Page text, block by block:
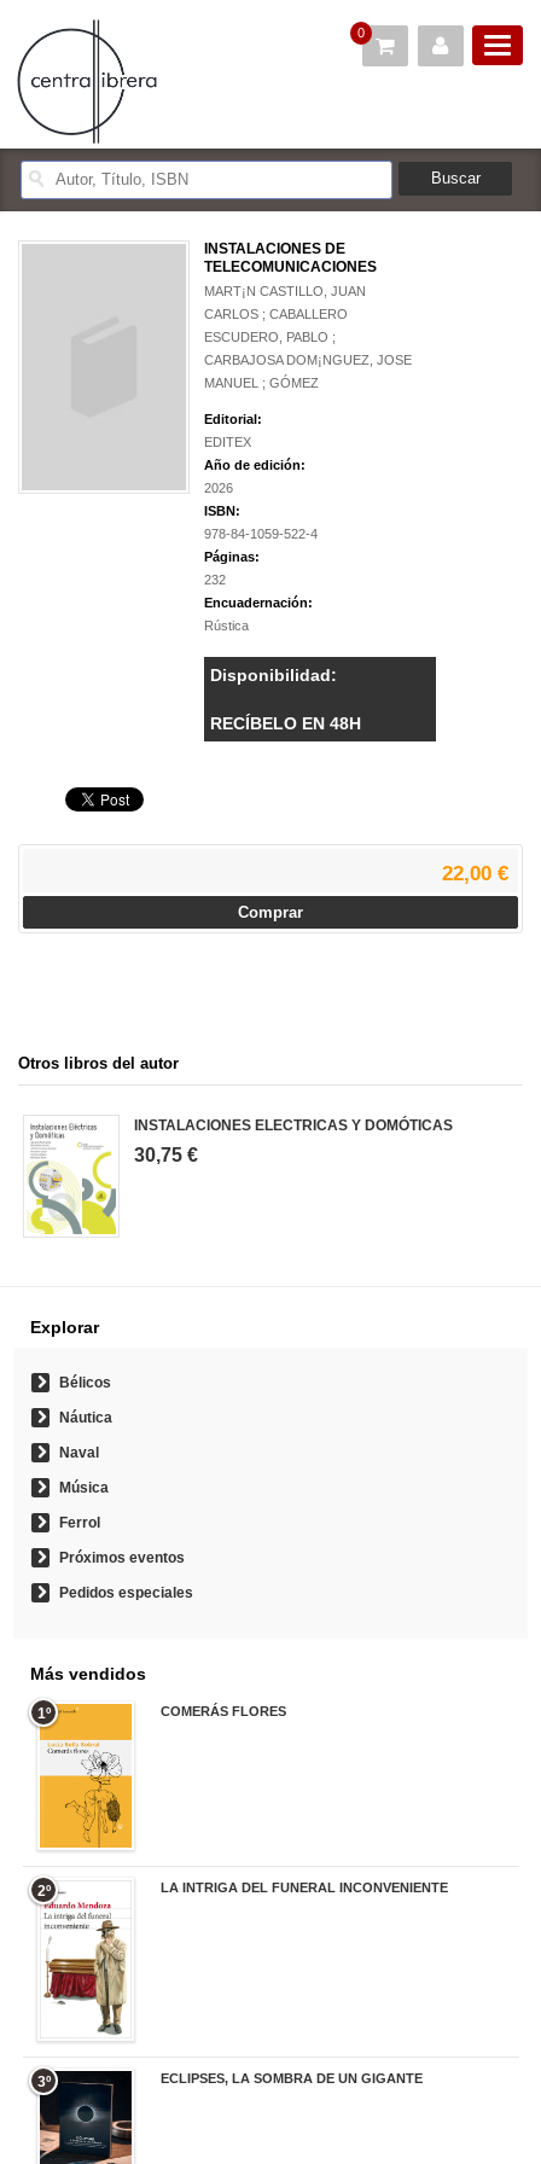
0
INSTALACIONES DE
TELECOMUNICACIONES
MART¡N CASTILLO, JUAN
CARLOS ; CABALLERO
ESCUDERO, PABLO ;
CARBAJOSA DOM¡NGUEZ, JOSE
MANUEL ; GÓMEZ
Editorial:
EDITEX
Año de edición:
2026
ISBN:
978-84-1059-522-4
Páginas:
232
Encuadernación:
Rústica
Disponibilidad:
RECÍBELO EN 48H
22,00 €
Comprar
Otros libros del autor
INSTALACIONES ELECTRICAS Y DOMÓTICAS
30,75 €
Explorar
Bélicos
Náutica
Naval
Música
Ferrol
Próximos eventos
Pedidos especiales
Más vendidos
1º COMERÁS FLORES
2º LA INTRIGA DEL FUNERAL INCONVENIENTE
3º ECLIPSES, LA SOMBRA DE UN GIGANTE